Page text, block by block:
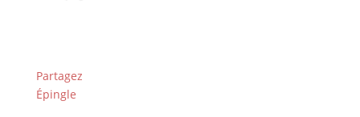
Partagez
Épingle